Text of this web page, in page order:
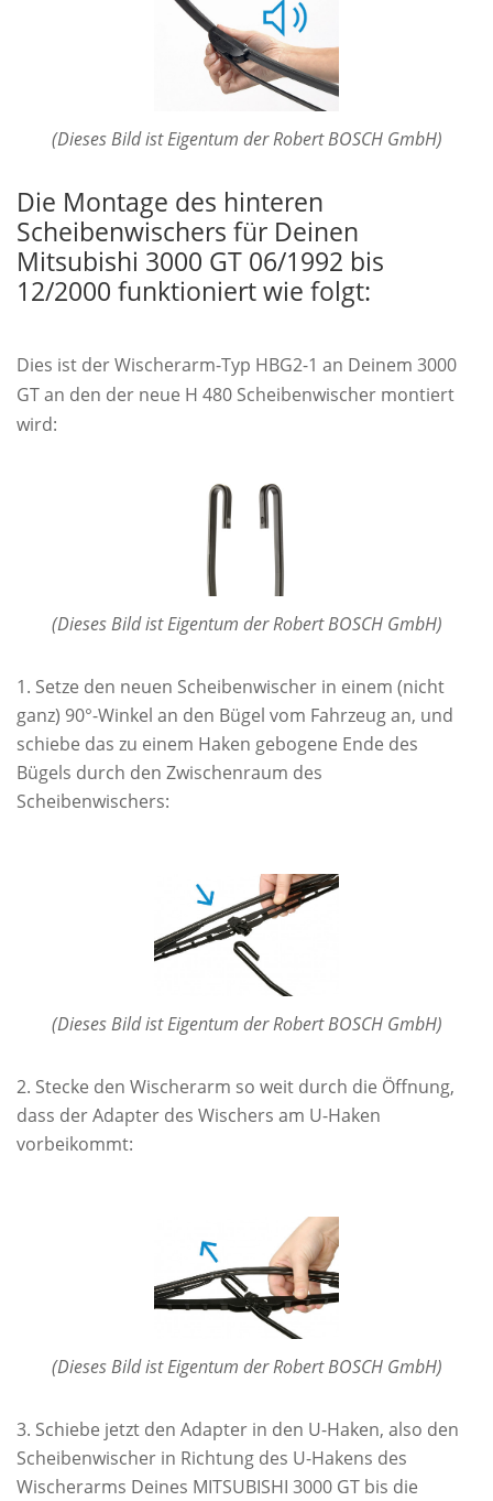
(Dieses Bild ist Eigentum der Robert BOSCH GmbH)
Die Montage des hinteren
Scheibenwischers für Deinen
Mitsubishi 3000 GT 06/1992 bis
12/2000 funktioniert wie folgt:
Dies ist der Wischerarm-Typ HBG2-1 an Deinem 3000
GT an den der neue H 480 Scheibenwischer montiert
wird:
(Dieses Bild ist Eigentum der Robert BOSCH GmbH)
Setze den neuen Scheibenwischer in einem (nicht
ganz) 90°-Winkel an den Bügel vom Fahrzeug an, und
schiebe das zu einem Haken gebogene Ende des
Bügels durch den Zwischenraum des
Scheibenwischers:
(Dieses Bild ist Eigentum der Robert BOSCH GmbH)
Stecke den Wischerarm so weit durch die Öffnung,
dass der Adapter des Wischers am U-Haken
vorbeikommt:
(Dieses Bild ist Eigentum der Robert BOSCH GmbH)
Schiebe jetzt den Adapter in den U-Haken, also den
Scheibenwischer in Richtung des U-Hakens des
Wischerarms Deines MITSUBISHI 3000 GT bis die